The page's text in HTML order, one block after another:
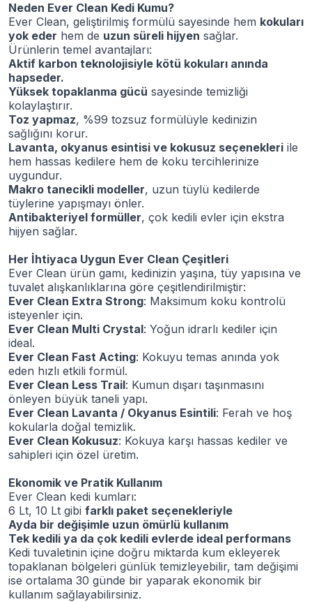
Neden Ever Clean Kedi Kumu?
Ever Clean, geliştirilmiş formülü sayesinde hem kokuları
yok eder hem de uzun süreli hijyen sağlar.
Ürünlerin temel avantajları:
Aktif karbon teknolojisiyle kötü kokuları anında
hapseder.
Yüksek topaklanma gücü sayesinde temizliği
kolaylaştırır.
Toz yapmaz, %99 tozsuz formülüyle kedinizin
sağlığını korur.
Lavanta, okyanus esintisi ve kokusuz seçenekleri ile
hem hassas kedilere hem de koku tercihlerinize
uygundur.
Makro tanecikli modeller, uzun tüylü kedilerde
tüylerine yapışmayı önler.
Antibakteriyel formüller, çok kedili evler için ekstra
hijyen sağlar.
Her İhtiyaca Uygun Ever Clean Çeşitleri
Ever Clean ürün gamı, kedinizin yaşına, tüy yapısına ve
tuvalet alışkanlıklarına göre çeşitlendirilmiştir:
Ever Clean Extra Strong: Maksimum koku kontrolü
isteyenler için.
Ever Clean Multi Crystal: Yoğun idrarlı kediler için
ideal.
Ever Clean Fast Acting: Kokuyu temas anında yok
eden hızlı etkili formül.
Ever Clean Less Trail: Kumun dışarı taşınmasını
önleyen büyük taneli yapı.
Ever Clean Lavanta / Okyanus Esintili: Ferah ve hoş
kokularla doğal temizlik.
Ever Clean Kokusuz: Kokuya karşı hassas kediler ve
sahipleri için özel üretim.
Ekonomik ve Pratik Kullanım
Ever Clean kedi kumları:
6 Lt, 10 Lt gibi farklı paket seçenekleriyle
Ayda bir değişimle uzun ömürlü kullanım
Tek kedili ya da çok kedili evlerde ideal performans
Kedi tuvaletinin içine doğru miktarda kum ekleyerek
topaklanan bölgeleri günlük temizleyebilir, tam değişimi
ise ortalama 30 günde bir yaparak ekonomik bir
kullanım sağlayabilirsiniz.